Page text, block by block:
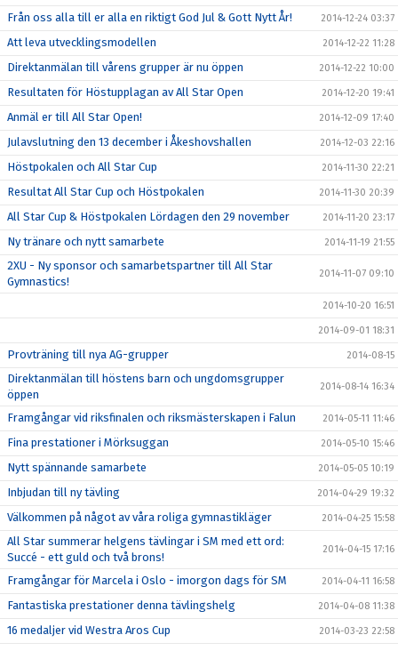
Från oss alla till er alla en riktigt God Jul & Gott Nytt År! 2014-12-24 03:37
Att leva utvecklingsmodellen 2014-12-22 11:28
Direktanmälan till vårens grupper är nu öppen 2014-12-22 10:00
Resultaten för Höstupplagan av All Star Open 2014-12-20 19:41
Anmäl er till All Star Open! 2014-12-09 17:40
Julavslutning den 13 december i Åkeshovshallen 2014-12-03 22:16
Höstpokalen och All Star Cup 2014-11-30 22:21
Resultat All Star Cup och Höstpokalen 2014-11-30 20:39
All Star Cup & Höstpokalen Lördagen den 29 november 2014-11-20 23:17
Ny tränare och nytt samarbete 2014-11-19 21:55
2XU - Ny sponsor och samarbetspartner till All Star
Gymnastics!
2014-11-07 09:10
2014-10-20 16:51
2014-09-01 18:31
Provträning till nya AG-grupper 2014-08-15
Direktanmälan till höstens barn och ungdomsgrupper
öppen
2014-08-14 16:34
Framgångar vid riksfinalen och riksmästerskapen i Falun 2014-05-11 11:46
Fina prestationer i Mörksuggan 2014-05-10 15:46
Nytt spännande samarbete 2014-05-05 10:19
Inbjudan till ny tävling 2014-04-29 19:32
Välkommen på något av våra roliga gymnastikläger 2014-04-25 15:58
All Star summerar helgens tävlingar i SM med ett ord:
Succé - ett guld och två brons!
2014-04-15 17:16
Framgångar för Marcela i Oslo - imorgon dags för SM 2014-04-11 16:58
Fantastiska prestationer denna tävlingshelg 2014-04-08 11:38
16 medaljer vid Westra Aros Cup 2014-03-23 22:58